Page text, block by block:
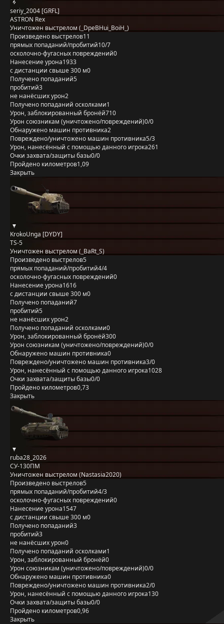
seriy_2004 [GRFL]
ASTRON Rex
Уничтожен выстрелом (_DpeBHui_BoiH_)
Произведено выстрелов11
прямых попаданий/пробитий10/7
осколочно-фугасных повреждений0
Нанесение урона1933
с дистанции свыше 300 м0
Получено попаданий5
пробитий3
не нанёсших урон2
Получено попаданий осколками1
Урон, заблокированный бронёй710
Урон союзникам (уничтожено/повреждений)0/0
Обнаружено машин противника2
Повреждено/уничтожено машин противника5/3
Урон, нанесённый с помощью данного игрока261
Очки захвата/защиты базы0/0
Пройдено километров1,09
Закрыть
KrokoUnga [DYDY]
TS-5
Уничтожен выстрелом (_BaRt_S)
Произведено выстрелов5
прямых попаданий/пробитий4/4
осколочно-фугасных повреждений0
Нанесение урона1616
с дистанции свыше 300 м0
Получено попаданий7
пробитий5
не нанёсших урон2
Получено попаданий осколками0
Урон, заблокированный бронёй300
Урон союзникам (уничтожено/повреждений)0/0
Обнаружено машин противника0
Повреждено/уничтожено машин противника3/0
Урон, нанесённый с помощью данного игрока1028
Очки захвата/защиты базы0/0
Пройдено километров0,73
Закрыть
ruba28_2026
СУ-130ПМ
Уничтожен выстрелом (Nastasia2020)
Произведено выстрелов5
прямых попаданий/пробитий4/3
осколочно-фугасных повреждений0
Нанесение урона1547
с дистанции свыше 300 м0
Получено попаданий3
пробитий3
не нанёсших урон0
Получено попаданий осколками1
Урон, заблокированный бронёй0
Урон союзникам (уничтожено/повреждений)0/0
Обнаружено машин противника0
Повреждено/уничтожено машин противника2/0
Урон, нанесённый с помощью данного игрока130
Очки захвата/защиты базы0/0
Пройдено километров0,96
Закрыть